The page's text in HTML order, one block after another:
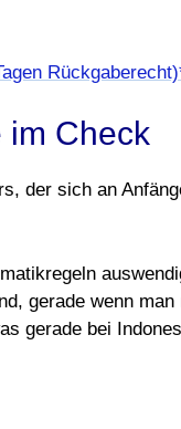
im Check
der sich an
gerade wenn man
gerade bei